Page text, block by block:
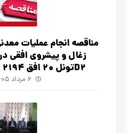
مناقصه انجام عملیات
D2تونل 20 افق 2194 معدن همکار .
۶ مرداد ۱۴۰۵